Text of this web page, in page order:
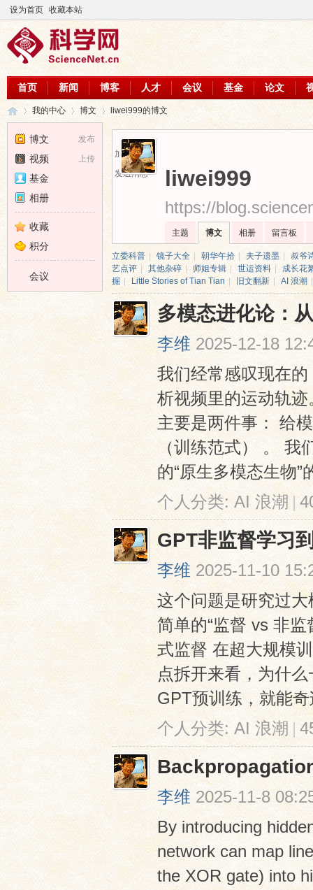
设为首页 收藏本站
首页 新闻 博客 人才 会议 基金 论文
›
我的中心 博文 liwei999的博文
加为好友
发送消息
liwei999
https://
主题 博文 相册 留言板
立委科普 镜子大全 朝华午拾 夫子遗墨
叔爷
艺点评 | 其他杂碎 师姐专辑 世运资料
成长花
掘
Little Stories of Tian Tian 旧文翻新 AI 浪潮
多模态进化论：
李维 2025-12-18
我们经常感叹现在
析视频里的运动轨
主要是两件事： 给
（训练范式） 。 我
的“原生多模态生物
个人分类: AI 浪潮 |
GPT非监督学习
李维 2025-11-10
这个问题是研究过大
简单的“监督 vs 非
式监督 在超大规模
点拆开来看，为什
GPT预训练，就能
个人分类: AI 浪潮 |
李维 2025-11-8
By introducing
network can map
the XOR gate) into
发布
博文
上传
视频
基金
相册
收藏
积分
会议